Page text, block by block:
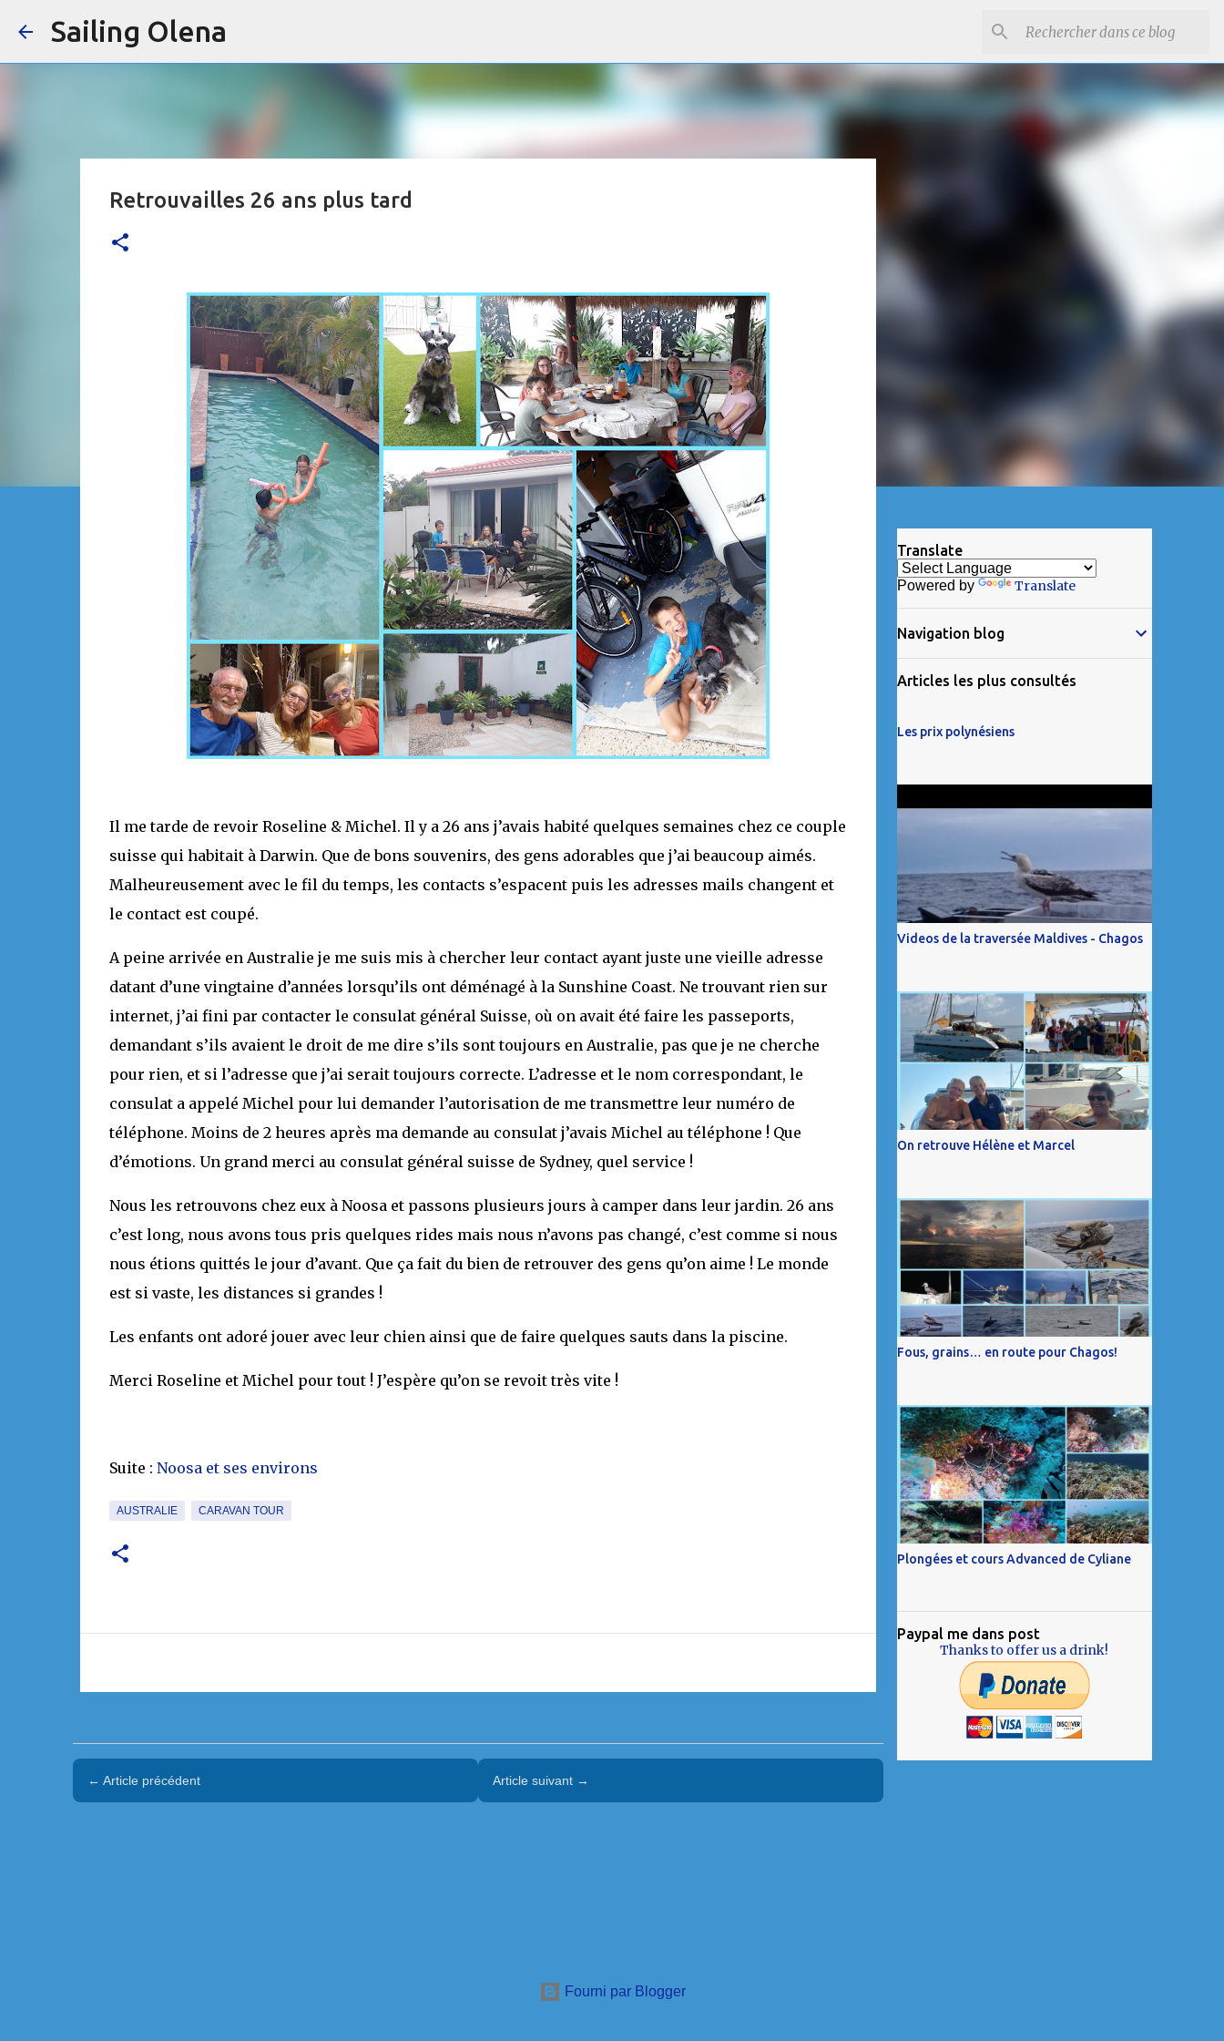
Sailing Olena
Retrouvailles 26 ans plus tard
Il me tarde de revoir Roseline & Michel. Il y a 26 ans j’avais habité quelques semaines chez ce couple
suisse qui habitait à Darwin. Que de bons souvenirs, des gens adorables que j’ai beaucoup aimés.
Malheureusement avec le fil du temps, les contacts s’espacent puis les adresses mails changent et
le contact est coupé.
A peine arrivée en Australie je me suis mis à chercher leur contact ayant juste une vieille adresse
datant d’une vingtaine d’années lorsqu’ils ont déménagé à la Sunshine Coast. Ne trouvant rien sur
internet, j’ai fini par contacter le consulat général Suisse, où on avait été faire les passeports,
demandant s’ils avaient le droit de me dire s’ils sont toujours en Australie, pas que je ne cherche
pour rien, et si l’adresse que j’ai serait toujours correcte. L’adresse et le nom correspondant, le
consulat a appelé Michel pour lui demander l’autorisation de me transmettre leur numéro de
téléphone. Moins de 2 heures après ma demande au consulat j’avais Michel au téléphone ! Que
d’émotions. Un grand merci au consulat général suisse de Sydney, quel service !
Nous les retrouvons chez eux à Noosa et passons plusieurs jours à camper dans leur jardin. 26 ans
c’est long, nous avons tous pris quelques rides mais nous n’avons pas changé, c’est comme si nous
nous étions quittés le jour d’avant. Que ça fait du bien de retrouver des gens qu’on aime ! Le monde
est si vaste, les distances si grandes !
Les enfants ont adoré jouer avec leur chien ainsi que de faire quelques sauts dans la piscine.
Merci Roseline et Michel pour tout ! J’espère qu’on se revoit très vite !
Suite : Noosa et ses environs
AUSTRALIE CARAVAN TOUR
← Article précédent Article suivant →
Translate
Powered by Translate
Navigation blog
Articles les plus consultés
Les prix polynésiens
Videos de la traversée Maldives - Chagos
On retrouve Hélène et Marcel
Fous, grains… en route pour Chagos!
Plongées et cours Advanced de Cyliane
Paypal me dans post
Thanks to offer us a drink!
Fourni par Blogger